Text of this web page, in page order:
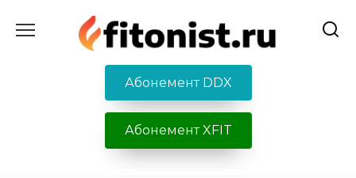
содержанию
Абонемент DDX
Абонемент XFIT